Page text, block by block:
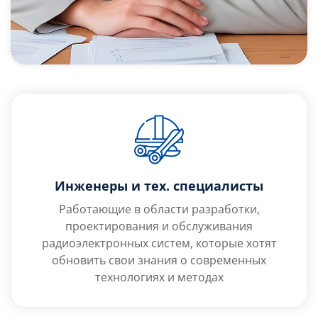
Инженеры и тех. специалисты
Работающие в области разработки,
проектирования и обслуживания
радиоэлектронных систем, которые хотят
обновить свои знания о современных
технологиях и методах